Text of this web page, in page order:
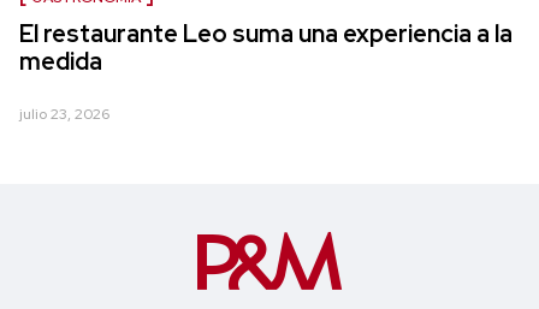
El restaurante Leo suma una experiencia a la
medida
julio 23, 2026